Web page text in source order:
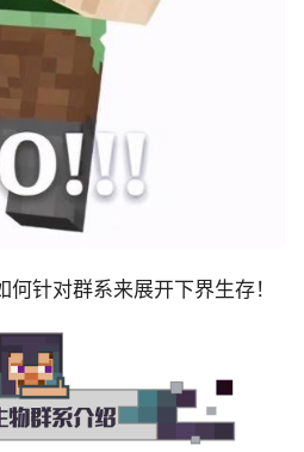
针对群系来展开下界生存！